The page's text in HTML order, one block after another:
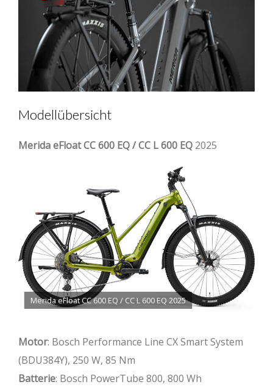
Modellübersicht
Merida eFloat CC 600 EQ / CC L 600 EQ 2025
Merida eFloat CC 600 EQ / CC L 600 EQ 2025
Motor: Bosch Performance Line CX Smart System
(BDU384Y), 250 W, 85 Nm
Batterie: Bosch PowerTube 800, 800 Wh